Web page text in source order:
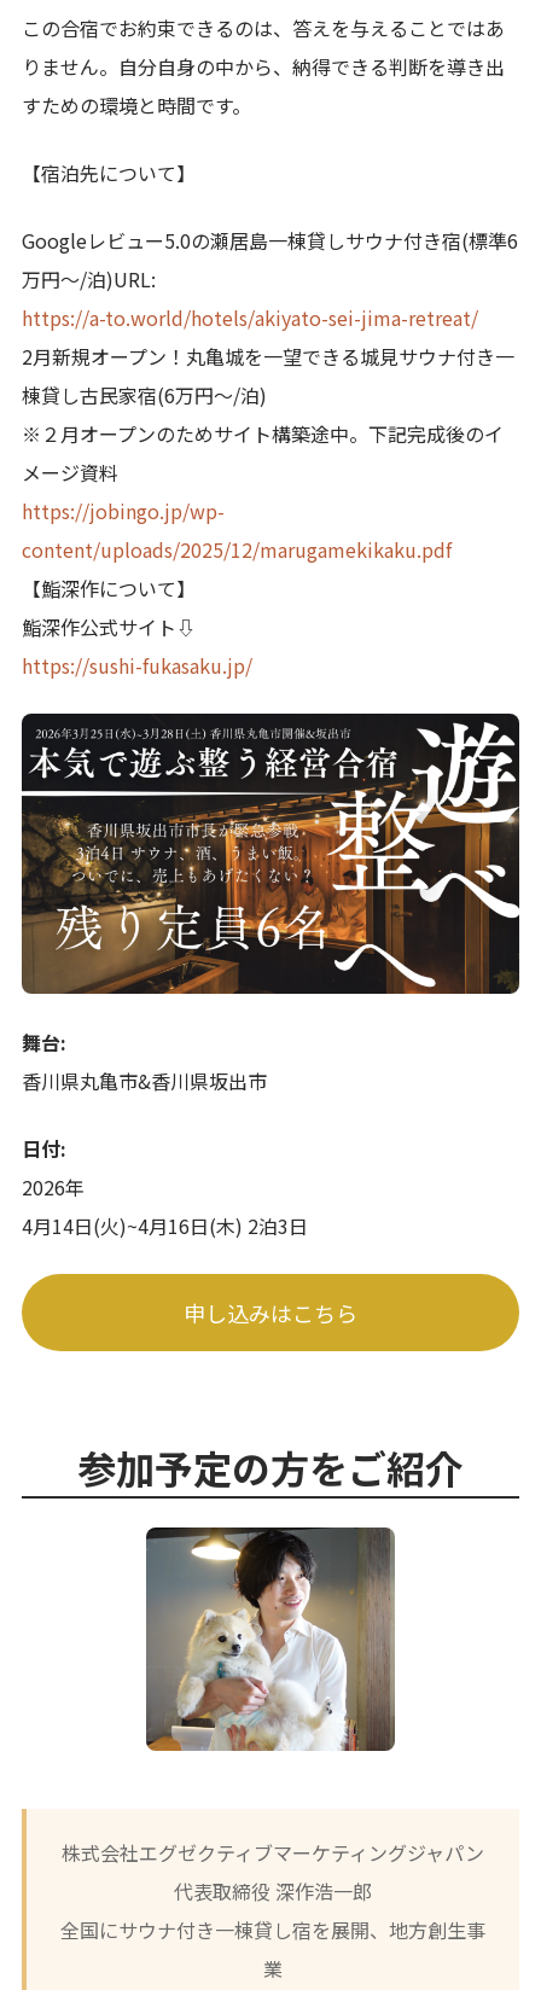
この合宿でお約束できるのは、答えを与えることではあ
りません。自分自身の中から、納得できる判断を導き出
すための環境と時間です。
【宿泊先について】
Googleレビュー5.0の瀬居島一棟貸しサウナ付き宿(標準6
万円〜/泊)URL:
https://a-to.world/hotels/akiyato-sei-jima-retreat/
2月新規オープン！丸亀城を一望できる城見サウナ付き一
棟貸し古民家宿(6万円〜/泊)
※２月オープンのためサイト構築途中。下記完成後のイ
メージ資料
https://jobingo.jp/wp-
content/uploads/2025/12/marugamekikaku.pdf
【鮨深作について】
鮨深作公式サイト⇩
https://sushi-fukasaku.jp/
舞台:
香川県丸亀市&香川県坂出市
日付:
2026年
4月14日(火)~4月16日(木) 2泊3日
申し込みはこちら
参加予定の方をご紹介
株式会社エグゼクティブマーケティングジャパン
代表取締役 深作浩一郎
全国にサウナ付き一棟貸し宿を展開、地方創生事
業